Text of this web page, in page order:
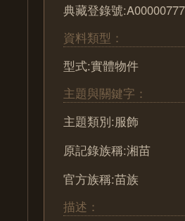
典藏登錄號:A00000777
資料類型：
型式:實體物件
主題與關鍵字：
主題類別:服飾
原記錄族稱:湘苗
官方族稱:苗族
描述：